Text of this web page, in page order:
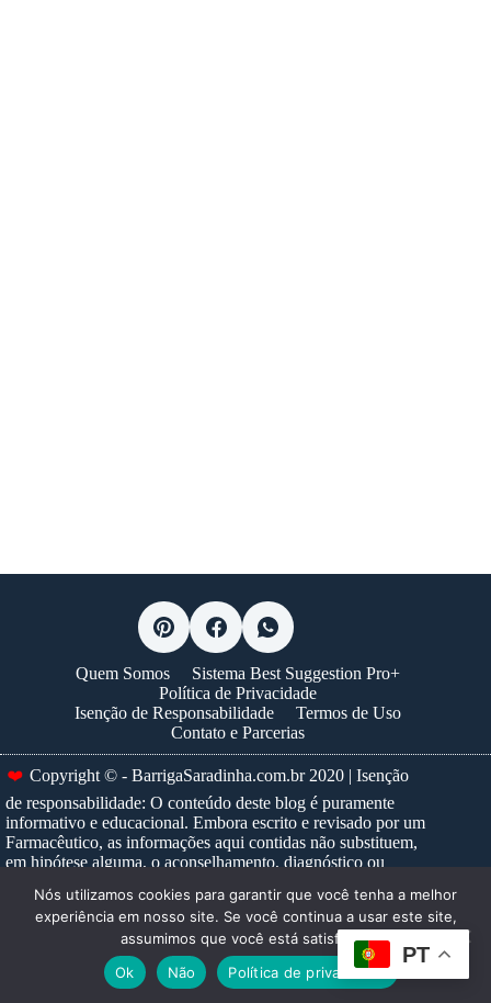
Quem Somos
Sistema Best Suggestion Pro+
Política de Privacidade
Isenção de Responsabilidade
Termos de Uso
Contato e Parcerias
❤️ Copyright © - BarrigaSaradinha.com.br 2020 | Isenção
de responsabilidade: O conteúdo deste blog é puramente
informativo e educacional. Embora escrito e revisado por um
Farmacêutico, as informações aqui contidas não substituem,
em hipótese alguma, o aconselhamento, diagnóstico ou
médico ou adie a busca por um, devido a algo que tenha lido
neste site. Para prescrições e tratamentos específicos,
consulte sempre um profissional de saúde habilitado.Saiba
PT
Nós utilizamos cookies para garantir que você tenha a melhor
experiência em nosso site. Se você continua a usar este site,
assumimos que você está satisfeito.
Ok
Não Política de privacidade